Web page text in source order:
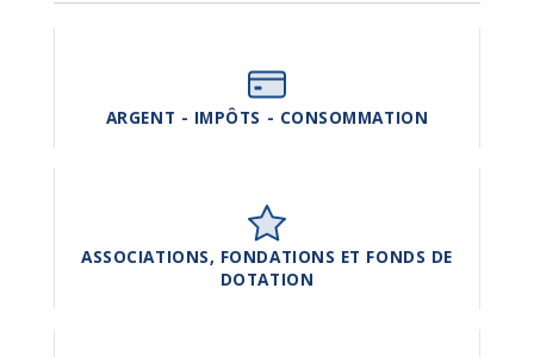
ARGENT - IMPÔTS - CONSOMMATION
ASSOCIATIONS, FONDATIONS ET FONDS DE
DOTATION